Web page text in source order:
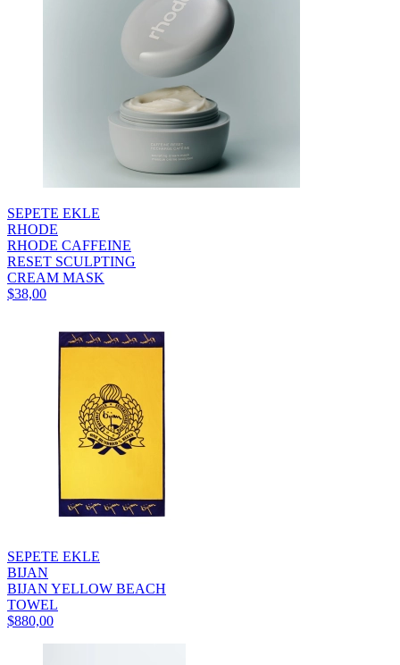
SEPETE EKLE
RHODE
RHODE CAFFEINE
RESET SCULPTING
CREAM MASK
$38,00
SEPETE EKLE
BIJAN
BIJAN YELLOW BEACH
TOWEL
$880,00